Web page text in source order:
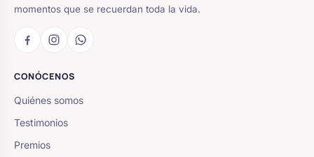
momentos que se recuerdan toda la vida.
CONÓCENOS
Quiénes somos
Testimonios
Premios